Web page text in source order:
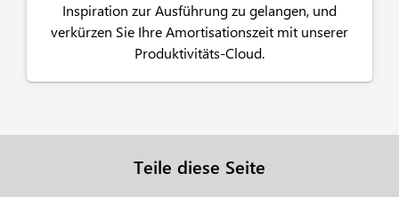
Inspiration zur Ausführung zu gelangen, und
verkürzen Sie Ihre Amortisationszeit mit unserer
Produktivitäts-Cloud.
Teile diese Seite